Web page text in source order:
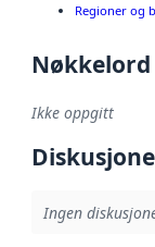
Regioner og
Nøkkelord
Ikke oppgitt
Ingen